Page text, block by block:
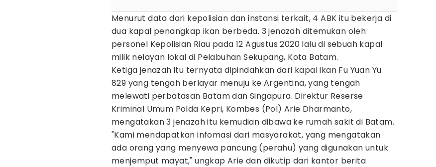
Menurut data dari kepolisian dan instansi terkait, 4 ABK itu bekerja di
dua kapal penangkap ikan berbeda. 3 jenazah ditemukan oleh
personel Kepolisian Riau pada 12 Agustus 2020 lalu di sebuah kapal
milik nelayan lokal di Pelabuhan Sekupang, Kota Batam.
Ketiga jenazah itu ternyata dipindahkan dari kapal ikan Fu Yuan Yu
829 yang tengah berlayar menuju ke Argentina, yang tengah
melewati perbatasan Batam dan Singapura. Direktur Reserse
Kriminal Umum Polda Kepri, Kombes (Pol) Arie Dharmanto,
mengatakan 3 jenazah itu kemudian dibawa ke rumah sakit di Batam.
"Kami mendapatkan infomasi dari masyarakat, yang mengatakan
ada orang yang menyewa pancung (perahu) yang digunakan untuk
menjemput mayat," ungkap Arie dan dikutip dari kantor berita